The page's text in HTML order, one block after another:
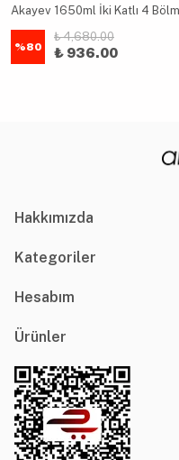
%80
₺ 4,680.00
₺ 936.00
Hakkımızda
Kategoriler
Hesabım
Ürünler